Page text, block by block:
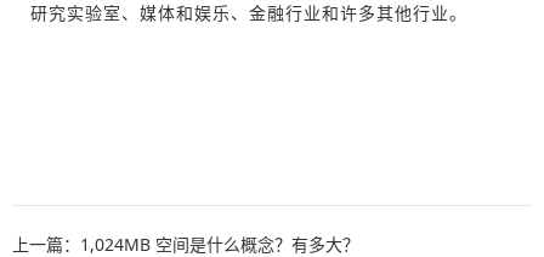
研究实验室、媒体和娱乐、金融行业和许多其他行业。
上一篇：1,024MB 空间是什么概念？有多大？